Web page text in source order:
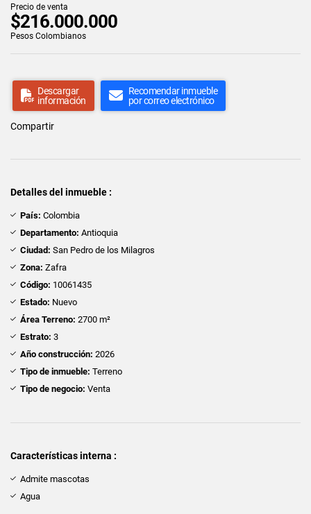
Precio de venta
$216.000.000
Pesos Colombianos
Descargar
información
Recomendar inmueble
por correo electrónico
Compartir
Detalles del inmueble :
País: Colombia
Departamento: Antioquia
Ciudad: San Pedro de los Milagros
Zona: Zafra
Código: 10061435
Estado: Nuevo
Área Terreno: 2700 m²
Estrato: 3
Año construcción: 2026
Tipo de inmueble: Terreno
Tipo de negocio: Venta
Características interna :
Admite mascotas
Agua